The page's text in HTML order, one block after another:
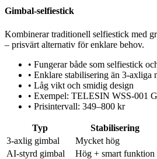
Gimbal-selfiestick
Kombinerar traditionell selfiestick med
– prisvärt alternativ för enklare behov.
• Fungerar både som selfiestick
• Enklare stabilisering än 3-axliga
• Låg vikt och smidig design
• Exempel: TELESIN WSS-001
• Prisintervall: 349–800 kr
Typ Stabilisering
3-axlig gimbal
Mycket hög
AI-styrd gimbal
Hög + smart funktion